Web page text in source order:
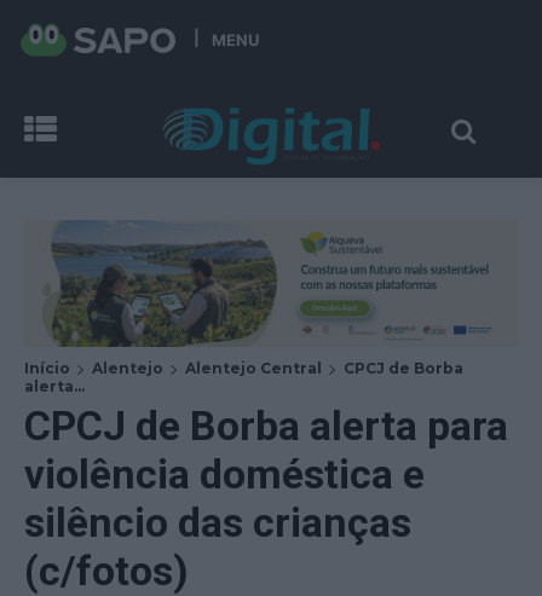
MENU
Início Alentejo Alentejo Central
CPCJ de Borba
alerta...
CPCJ de Borba alerta para
violência doméstica e
silêncio das crianças
(c/fotos)